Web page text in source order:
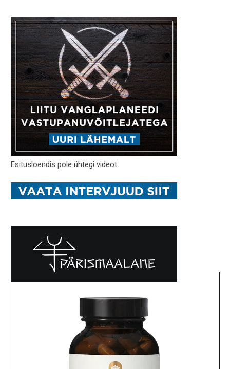
Esitusloendis pole ühtegi videot.